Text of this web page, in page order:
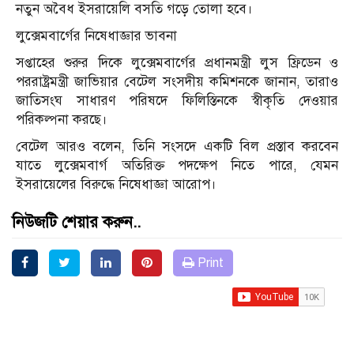
নতুন অবৈধ ইসরায়েলি বসতি গড়ে তোলা হবে।
লুক্সেমবার্গের নিষেধাজ্ঞার ভাবনা
সপ্তাহের শুরুর দিকে লুক্সেমবার্গের প্রধানমন্ত্রী লুস ফ্রিডেন ও
পররাষ্ট্রমন্ত্রী জাভিয়ার বেটেল সংসদীয় কমিশনকে জানান, তারাও
জাতিসংঘ সাধারণ পরিষদে ফিলিস্তিনকে স্বীকৃতি দেওয়ার
পরিকল্পনা করছে।
বেটেল আরও বলেন, তিনি সংসদে একটি বিল প্রস্তাব করবেন
যাতে লুক্সেমবার্গ অতিরিক্ত পদক্ষেপ নিতে পারে, যেমন
ইসরায়েলের বিরুদ্ধে নিষেধাজ্ঞা আরোপ।
নিউজটি শেয়ার করুন..
Print